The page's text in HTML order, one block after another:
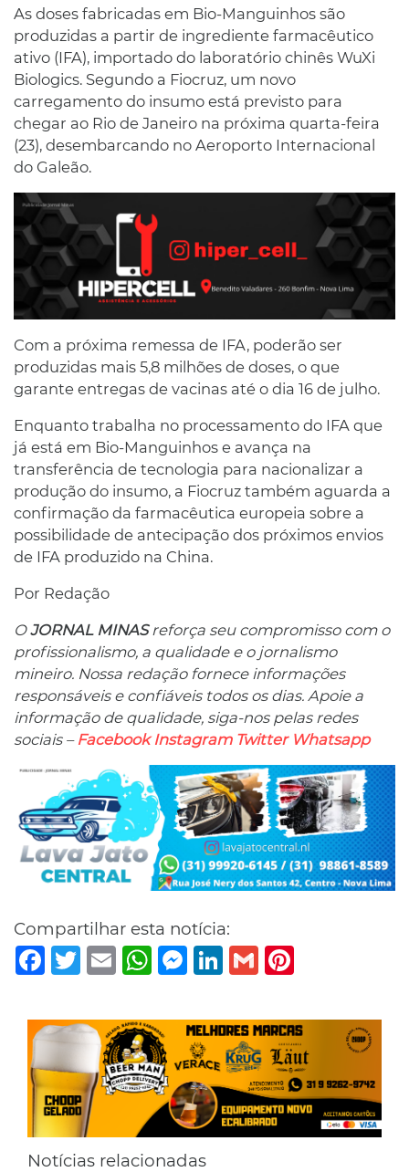
As doses fabricadas em Bio-Manguinhos são
produzidas a partir de ingrediente farmacêutico
ativo (IFA), importado do laboratório chinês WuXi
Biologics. Segundo a Fiocruz, um novo
carregamento do insumo está previsto para
chegar ao Rio de Janeiro na próxima quarta-feira
(23), desembarcando no Aeroporto Internacional
do Galeão.
Com a próxima remessa de IFA, poderão ser
produzidas mais 5,8 milhões de doses, o que
garante entregas de vacinas até o dia 16 de julho.
Enquanto trabalha no processamento do IFA que
já está em Bio-Manguinhos e avança na
transferência de tecnologia para nacionalizar a
produção do insumo, a Fiocruz também aguarda a
confirmação da farmacêutica europeia sobre a
possibilidade de antecipação dos próximos envios
de IFA produzido na China.
Por Redação
OJORNAL MINASreforça seu compromisso com o
profissionalismo, a qualidade e o jornalismo
mineiro. Nossa redação fornece informações
responsáveis ​​e confiáveis ​​todos os dias. Apoie a
informação de qualidade, siga-nos pelas redes
sociais – Facebook Instagram Twitter Whatsapp
Compartilhar esta notícia:
Facebook
TwitterEmail WhatsAppMessenger
LinkedIn
Gmail
Notícias relacionadas